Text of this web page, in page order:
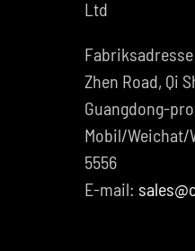
Ltd
Fabriksadresse
Zhen Road, Qi
Guangdong-
Mobil/Weichat/
5556
E-mail: